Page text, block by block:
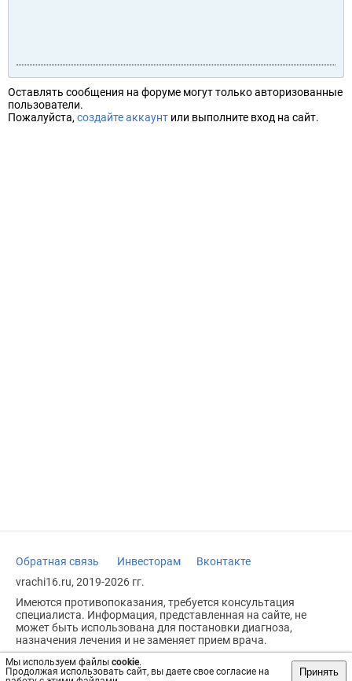
Мы используем файлы cookie.
Продолжая использовать сайт, вы даете свое согласие на
Принять
Оставлять сообщения на форуме могут только авторизованные
пользователи.
Пожалуйста, создайте аккаунт или выполните вход на сайт.
Обратная связь Инвесторам
Вконтакте
vrachi16.ru, 2019-2026 гг.
Имеются противопоказания, требуется консультация
специалиста. Информация, представленная на сайте, не
может быть использована для постановки диагноза,
назначения лечения и не заменяет прием врача.
Возрастное ограничение: 18+